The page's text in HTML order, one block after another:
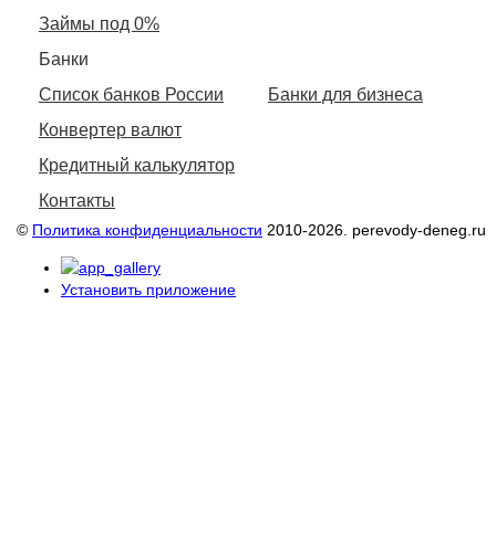
Займы под 0%
Банки
Список банков России
Банки для бизнеса
Конвертер валют
Кредитный калькулятор
Контакты
© Политика конфиденциальности 2010-2026. perevody-deneg.ru
Установить приложение